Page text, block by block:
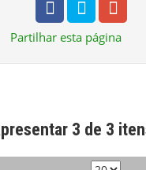
Partilhar esta página
3 de 3